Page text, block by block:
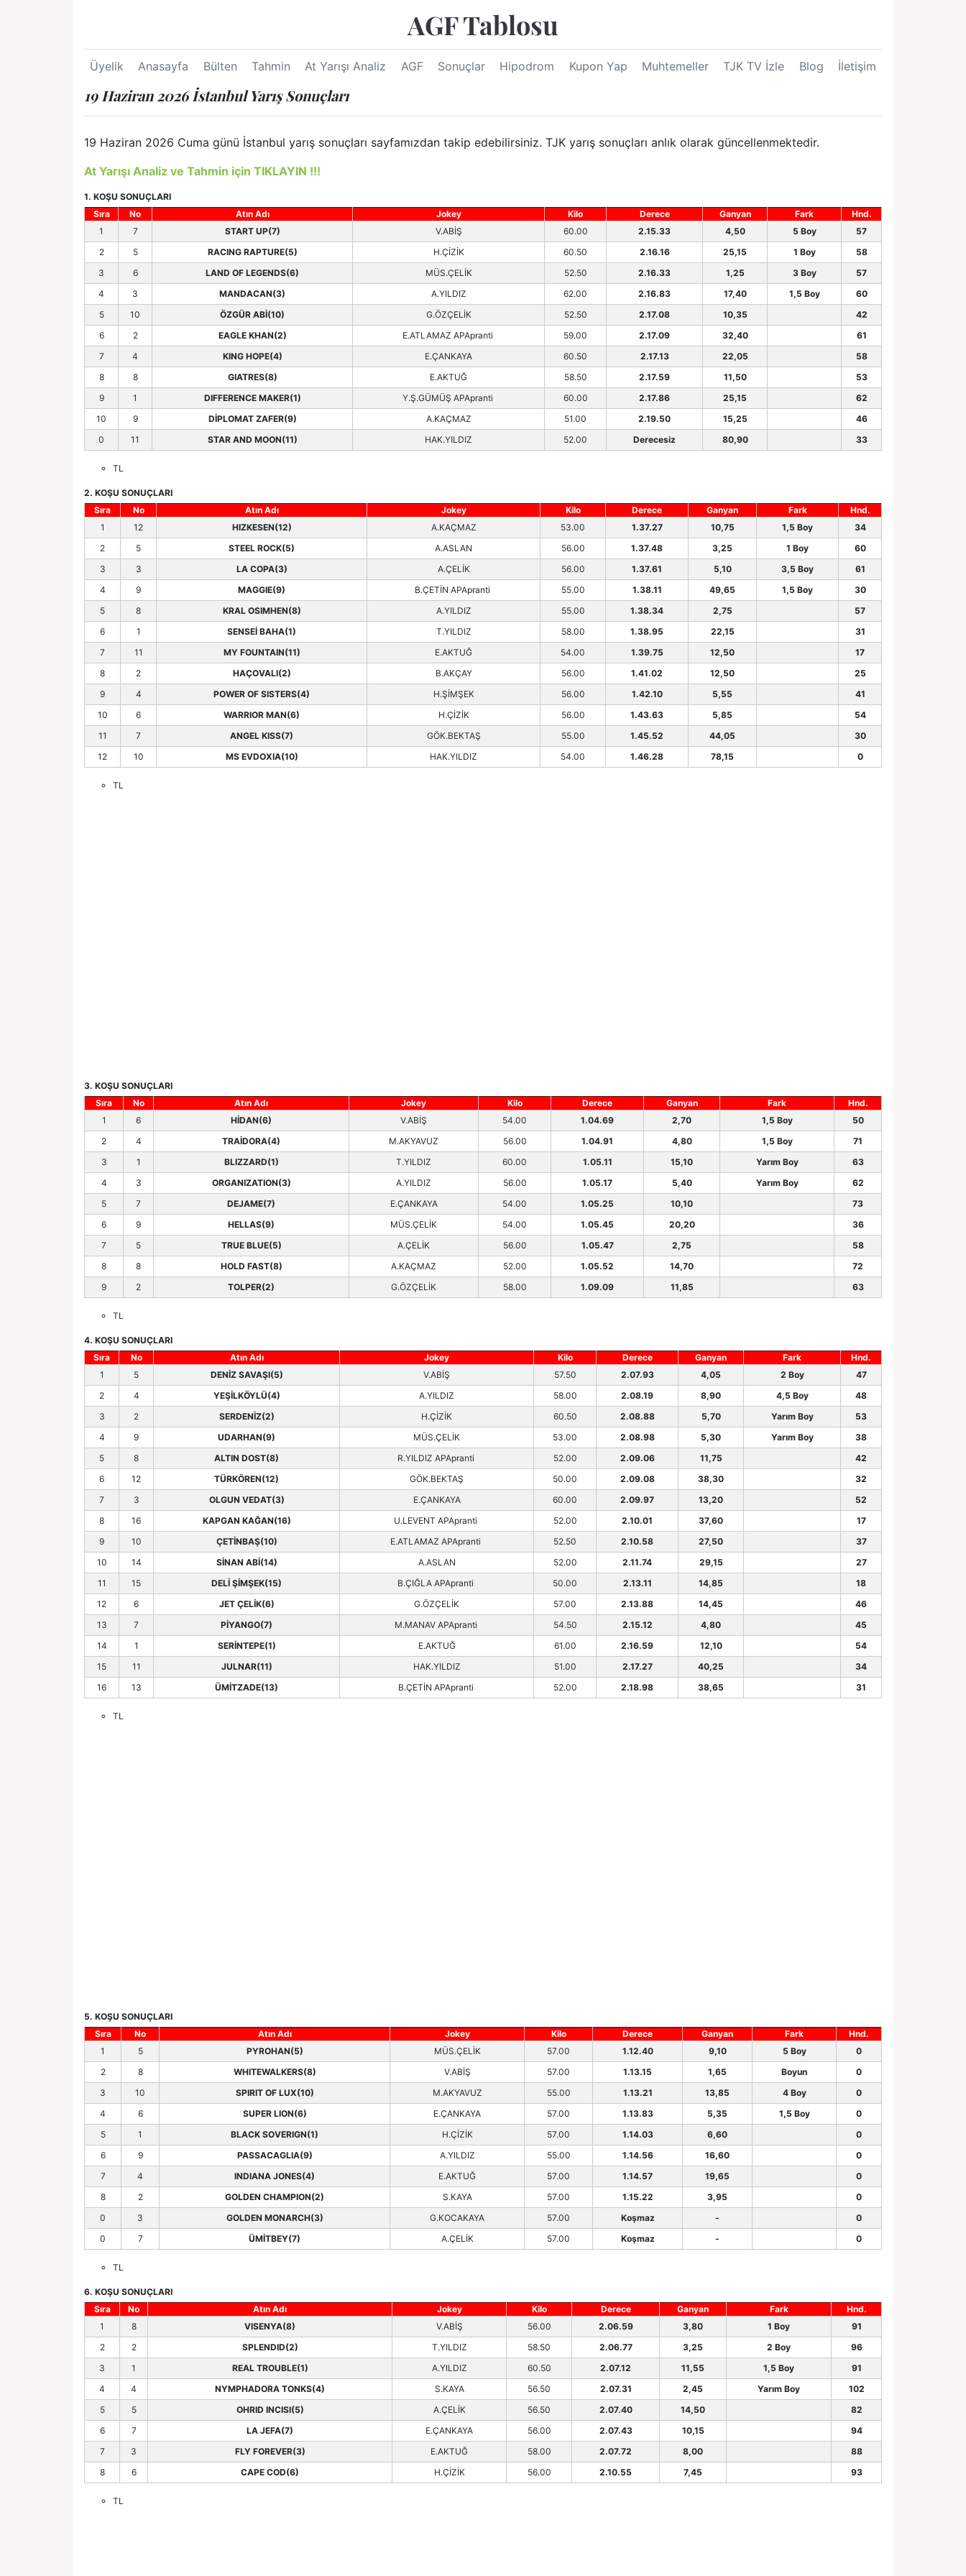
AGF Tablosu
Üyelik Anasayfa Bülten Tahmin At Yarışı Analiz AGF Sonuçlar Hipodrom Kupon Yap Muhtemeller TJK TV İzle Blog İletişim
19 Haziran 2026 İstanbul Yarış Sonuçları
19 Haziran 2026 Cuma günü İstanbul yarış sonuçları sayfamızdan takip edebilirsiniz. TJK yarış sonuçları anlık olarak güncellenmektedir.
At Yarışı Analiz ve Tahmin için TIKLAYIN !!!
1. KOŞU SONUÇLARI
Sıra
No Atın Adı Jokey Kilo Derece Ganyan Fark
Hnd.
1
7 START UP(7) V.ABİŞ 60.00 2.15.33 4,50 5 Boy
57
2
5 RACING RAPTURE(5) H.ÇİZİK 60.50 2.16.16 25,15 1 Boy
58
3
6 LAND OF LEGENDS(6) MÜS.ÇELİK 52.50 2.16.33 1,25 3 Boy
57
4
3 MANDACAN(3) A.YILDIZ 62.00 2.16.83 17,40 1,5 Boy
60
5
10 ÖZGÜR ABİ(10) G.ÖZÇELİK 52.50 2.17.08 10,35
42
6
2 EAGLE KHAN(2) E.ATLAMAZ APApranti 59.00 2.17.09 32,40
61
7
4 KING HOPE(4) E.ÇANKAYA 60.50 2.17.13 22,05
58
8
8 GIATRES(8) E.AKTUĞ 58.50 2.17.59 11,50
53
9
1 DIFFERENCE MAKER(1) Y.Ş.GÜMÜŞ APApranti 60.00 2.17.86 25,15
62
10
9 DİPLOMAT ZAFER(9) A.KAÇMAZ 51.00 2.19.50 15,25
46
0
11 STAR AND MOON(11) HAK.YILDIZ 52.00 Derecesiz 80,90 33
TL
2. KOŞU SONUÇLARI
Sıra
No Atın Adı Jokey Kilo Derece Ganyan Fark
Hnd.
1
12 HIZKESEN(12) A.KAÇMAZ 53.00 1.37.27 10,75 1,5 Boy
34
2
5 STEEL ROCK(5) A.ASLAN 56.00 1.37.48 3,25 1 Boy
60
3
3 LA COPA(3) A.ÇELİK 56.00 1.37.61 5,10 3,5 Boy
61
4
9 MAGGIE(9) B.ÇETİN APApranti 55.00 1.38.11 49,65 1,5 Boy
30
5
8 KRAL OSIMHEN(8) A.YILDIZ 55.00 1.38.34 2,75
57
6
1 SENSEİ BAHA(1) T.YILDIZ 58.00 1.38.95 22,15
31
7
11 MY FOUNTAIN(11) E.AKTUĞ 54.00 1.39.75 12,50
17
8
2 HAÇOVALI(2) B.AKÇAY 56.00 1.41.02 12,50
25
9
4 POWER OF SISTERS(4) H.ŞİMŞEK 56.00 1.42.10 5,55
41
10
6 WARRIOR MAN(6) H.ÇİZİK 56.00 1.43.63 5,85
54
11
7 ANGEL KISS(7) GÖK.BEKTAŞ 55.00 1.45.52 44,05
30
12
10 MS EVDOXIA(10) HAK.YILDIZ 54.00 1.46.28 78,15 0
TL
3. KOŞU SONUÇLARI
Sıra
No Atın Adı Jokey Kilo Derece Ganyan Fark
Hnd.
1
6 HİDAN(6) V.ABİŞ 54.00 1.04.69 2,70 1,5 Boy
50
2
4 TRAİDORA(4) M.AKYAVUZ 56.00 1.04.91 4,80 1,5 Boy
71
3
1 BLIZZARD(1) T.YILDIZ 60.00 1.05.11 15,10 Yarım Boy
63
4
3 ORGANIZATION(3) A.YILDIZ 56.00 1.05.17 5,40 Yarım Boy
62
5
7 DEJAME(7) E.ÇANKAYA 54.00 1.05.25 10,10
73
6
9 HELLAS(9) MÜS.ÇELİK 54.00 1.05.45 20,20
36
7
5 TRUE BLUE(5) A.ÇELİK 56.00 1.05.47 2,75
58
8
8 HOLD FAST(8) A.KAÇMAZ 52.00 1.05.52 14,70
72
9
2 TOLPER(2) G.ÖZÇELİK 58.00 1.09.09 11,85 63
TL
4. KOŞU SONUÇLARI
Sıra
No Atın Adı Jokey Kilo Derece Ganyan Fark
Hnd.
1
5 DENİZ SAVAŞI(5) V.ABİŞ 57.50 2.07.93 4,05 2 Boy
47
2
4 YEŞİLKÖYLÜ(4) A.YILDIZ 58.00 2.08.19 8,90 4,5 Boy
48
3
2 SERDENİZ(2) H.ÇİZİK 60.50 2.08.88 5,70 Yarım Boy
53
4
9 UDARHAN(9) MÜS.ÇELİK 53.00 2.08.98 5,30 Yarım Boy
38
5
8 ALTIN DOST(8) R.YILDIZ APApranti 52.00 2.09.06 11,75
42
6
12 TÜRKÖREN(12) GÖK.BEKTAŞ 50.00 2.09.08 38,30
32
7
3 OLGUN VEDAT(3) E.ÇANKAYA 60.00 2.09.97 13,20
52
8
16 KAPGAN KAĞAN(16) U.LEVENT APApranti 52.00 2.10.01 37,60
17
9
10 ÇETİNBAŞ(10) E.ATLAMAZ APApranti 52.50 2.10.58 27,50
37
10
14 SİNAN ABİ(14) A.ASLAN 52.00 2.11.74 29,15
27
11
15 DELİ ŞİMŞEK(15) B.ÇIĞLA APApranti 50.00 2.13.11 14,85
18
12
6 JET ÇELİK(6) G.ÖZÇELİK 57.00 2.13.88 14,45
46
13
7 PİYANGO(7) M.MANAV APApranti 54.50 2.15.12 4,80
45
14
1 SERİNTEPE(1) E.AKTUĞ 61.00 2.16.59 12,10
54
15
11 JULNAR(11) HAK.YILDIZ 51.00 2.17.27 40,25
34
16
13 ÜMİTZADE(13) B.ÇETİN APApranti 52.00 2.18.98 38,65 31
TL
5. KOŞU SONUÇLARI
Sıra
No Atın Adı Jokey Kilo Derece Ganyan Fark
Hnd.
1
5 PYROHAN(5) MÜS.ÇELİK 57.00 1.12.40 9,10 5 Boy
0
2
8 WHITEWALKERS(8) V.ABİŞ 57.00 1.13.15 1,65 Boyun
0
3
10 SPIRIT OF LUX(10) M.AKYAVUZ 55.00 1.13.21 13,85 4 Boy
0
4
6 SUPER LION(6) E.ÇANKAYA 57.00 1.13.83 5,35 1,5 Boy
0
5
1 BLACK SOVERIGN(1) H.ÇİZİK 57.00 1.14.03 6,60
0
6
9 PASSACAGLIA(9) A.YILDIZ 55.00 1.14.56 16,60
0
7
4 INDIANA JONES(4) E.AKTUĞ 57.00 1.14.57 19,65
0
8
2 GOLDEN CHAMPION(2) S.KAYA 57.00 1.15.22 3,95
0
0
3 GOLDEN MONARCH(3) G.KOCAKAYA 57.00 Koşmaz -
0
0
7 ÜMİTBEY(7) A.ÇELİK 57.00 Koşmaz - 0
TL
6. KOŞU SONUÇLARI
Sıra
No Atın Adı Jokey Kilo Derece Ganyan Fark
Hnd.
1
8 VISENYA(8) V.ABİŞ 56.00 2.06.59 3,80 1 Boy
91
2
2 SPLENDID(2) T.YILDIZ 58.50 2.06.77 3,25 2 Boy
96
3
1 REAL TROUBLE(1) A.YILDIZ 60.50 2.07.12 11,55 1,5 Boy
91
4
4 NYMPHADORA TONKS(4) S.KAYA 56.50 2.07.31 2,45 Yarım Boy
102
5
5 OHRID INCISI(5) A.ÇELİK 56.50 2.07.40 14,50
82
6
7 LA JEFA(7) E.ÇANKAYA 56.00 2.07.43 10,15
94
7
3 FLY FOREVER(3) E.AKTUĞ 58.00 2.07.72 8,00
88
8
6 CAPE COD(6) H.ÇİZİK 56.00 2.10.55 7,45 93
TL